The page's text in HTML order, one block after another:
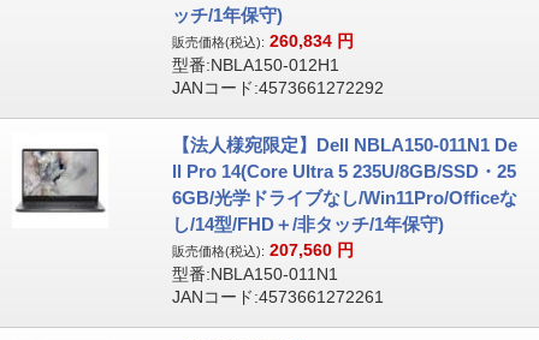
ッチ/1年保守)
販売価格(税込): 260,834 円
型番:NBLA150-012H1
JANコード:4573661272292
【法人様宛限定】Dell NBLA150-011N1 De
ll Pro 14(Core Ultra 5 235U/8GB/SSD・25
6GB/光学ドライブなし/Win11Pro/Officeな
し/14型/FHD＋/非タッチ/1年保守)
販売価格(税込): 207,560 円
型番:NBLA150-011N1
JANコード:4573661272261